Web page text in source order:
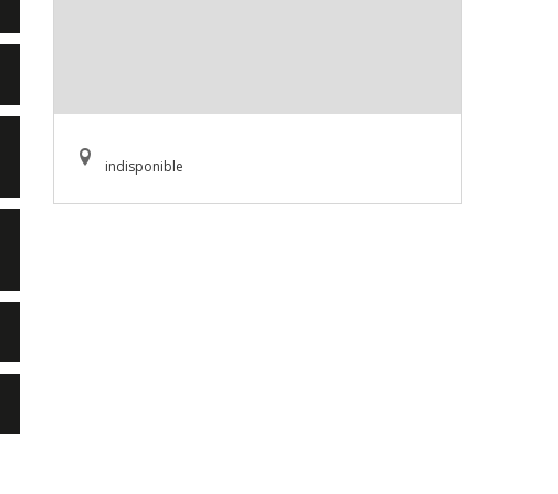
indisponible